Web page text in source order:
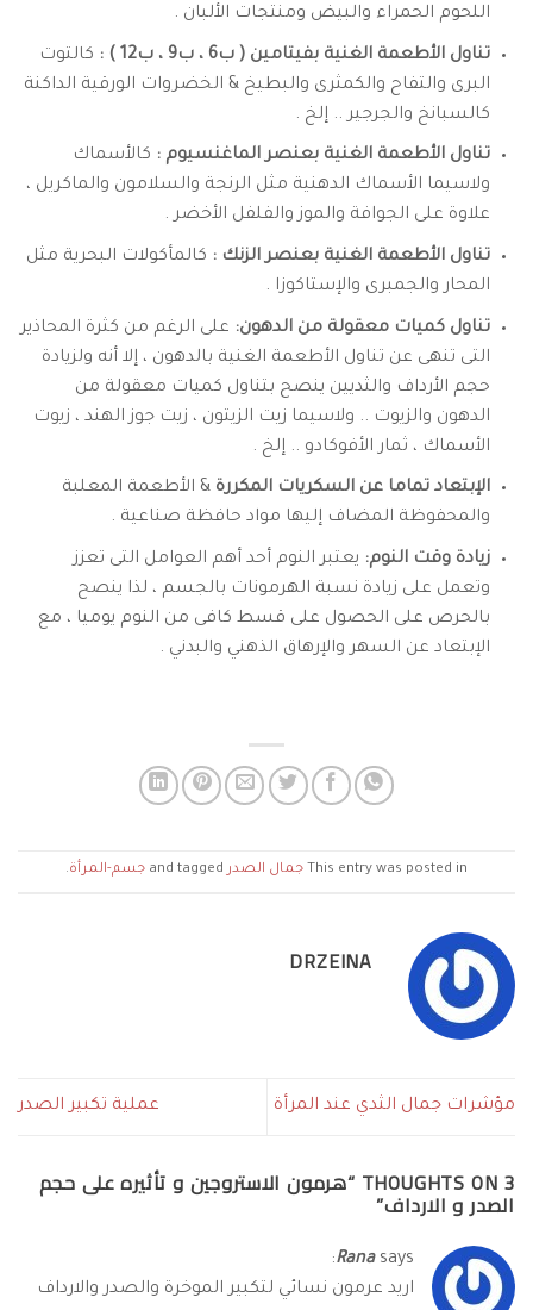
اللحوم الحمراء والبيض ومنتجات الألبان .
تناول الأطعمة الغنية بفيتامين ( ب6 ، ب9 ، ب12 ) :
كالتوت
البرى والتفاح والكمثرى والبطيخ & الخضروات الورقية الداكنة
كالسبانخ والجرجير .. إلخ .
تناول الأطعمة الغنية بعنصر الماغنسيوم : كالأسماك
ولاسيما الأسماك الدهنية مثل الرنجة والسلامون والماكريل ،
علاوة على الجوافة والموز والفلفل الأخضر .
تناول الأطعمة الغنية بعنصر الزنك : كالمأكولات البحرية مثل
المحار والجمبرى والإستاكوزا .
تناول كميات معقولة من الدهون: على الرغم من كثرة المحاذير
التى تنهى عن تناول الأطعمة الغنية بالدهون ، إلا أنه ولزيادة
حجم الأرداف والثديين ينصح بتناول كميات معقولة من
الدهون والزيوت .. ولاسيما زيت الزيتون ، زيت جوز الهند ، زيوت
الأسماك ، ثمار الأفوكادو .. إلخ .
الإبتعاد تماما عن السكريات المكررة & الأطعمة المعلبة
والمحفوظة المضاف إليها مواد حافظة صناعية .
زيادة وقت النوم: يعتبر النوم أحد أهم العوامل التى تعزز
وتعمل على زيادة نسبة الهرمونات بالجسم ، لذا ينصح
بالحرص على الحصول على قسط كافى من النوم يوميا ، مع
الإبتعاد عن السهر والإرهاق الذهني والبدني .
This entry was posted in جمال الصدر جسم-المرأة.
DRZEINA
مؤشرات جمال الثدي عند المرأة عملية تكبير الصدر
3 THOUGHTS ON “ هرمون الاستروجين و تأثيره على حجم
الصدر و الارداف”
Rana says:
اريد عرمون نسائي لتكبير الموخرة والصدر والارداف